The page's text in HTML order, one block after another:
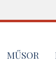
MŰSOR